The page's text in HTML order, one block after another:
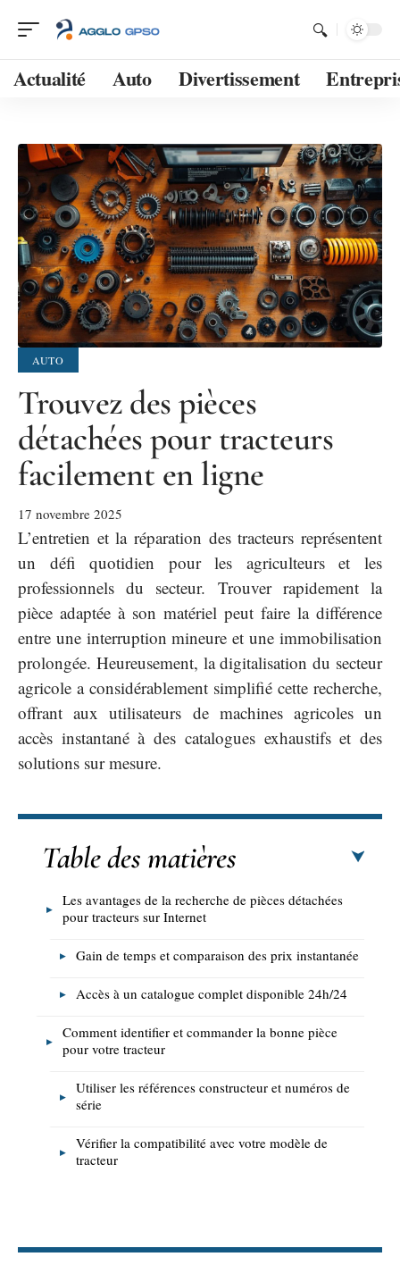
Actualité Auto Divertissement
AUTO
Trouvez des pièces
détachées pour tracteurs
facilement en ligne
17 novembre 2025
L’entretien et la réparation des tracteurs représentent
un défi quotidien pour les agriculteurs et les
professionnels du secteur. Trouver rapidement la
pièce adaptée à son matériel peut faire la différence
entre une interruption mineure et une immobilisation
prolongée. Heureusement, la digitalisation du secteur
agricole a considérablement simplifié cette recherche,
offrant aux utilisateurs de machines agricoles un
accès instantané à des catalogues exhaustifs et des
solutions sur mesure.
Table des matières
Les avantages de la recherche de pièces détachées
pour tracteurs sur Internet
Gain de temps et comparaison des prix instantanée
Accès à un catalogue complet disponible 24h/24
Comment identifier et commander la bonne pièce
pour votre tracteur
Utiliser les références constructeur et numéros de
série
Vérifier la compatibilité avec votre modèle de
tracteur